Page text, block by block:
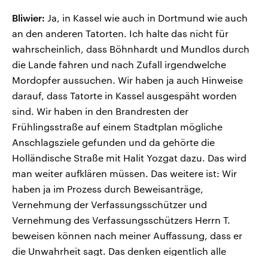
Bliwier: Ja, in Kassel wie auch in Dortmund wie auch
an den anderen Tatorten. Ich halte das nicht für
wahrscheinlich, dass Böhnhardt und Mundlos durch
die Lande fahren und nach Zufall irgendwelche
Mordopfer aussuchen. Wir haben ja auch Hinweise
darauf, dass Tatorte in Kassel ausgespäht worden
sind. Wir haben in den Brandresten der
Frühlingsstraße auf einem Stadtplan mögliche
Anschlagsziele gefunden und da gehörte die
Holländische Straße mit Halit Yozgat dazu. Das wird
man weiter aufklären müssen. Das weitere ist: Wir
haben ja im Prozess durch Beweisanträge,
Vernehmung der Verfassungsschützer und
Vernehmung des Verfassungsschützers Herrn T.
beweisen können nach meiner Auffassung, dass er
die Unwahrheit sagt. Das denken eigentlich alle